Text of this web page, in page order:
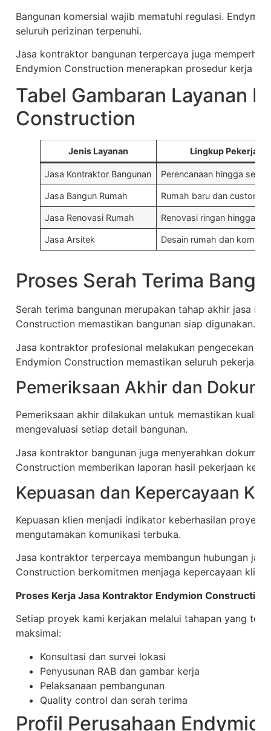
Bangunan komersial wajib mematuhi regulasi.
seluruh perizinan terpenuhi.
Jasa kontraktor bangunan terpercaya juga
Endymion Construction menerapkan prosedur kerja
Tabel Gambaran Layanan
Construction
Jenis Layanan Lingkup Pekerjaan
Jasa Kontraktor Bangunan Perencanaan hingga
Jasa Bangun Rumah Rumah baru dan custom
Jasa Renovasi Rumah Renovasi ringan hingga
Jasa Arsitek Desain rumah dan
Proses Serah Terima
Serah terima bangunan merupakan tahap akhir jasa
Construction memastikan bangunan siap digunakan.
Jasa kontraktor profesional melakukan pengecekan
Endymion Construction memastikan seluruh pekerjaan
Pemeriksaan Akhir dan
Pemeriksaan akhir dilakukan untuk memastikan
mengevaluasi setiap detail bangunan.
Jasa kontraktor bangunan juga menyerahkan
Construction memberikan laporan hasil pekerjaan
Kepuasan dan Kepercayaan
Kepuasan klien menjadi indikator keberhasilan proyek.
mengutamakan komunikasi terbuka.
Jasa kontraktor terpercaya membangun hubungan
Construction berkomitmen menjaga kepercayaan klien.
Proses Kerja Jasa Kontraktor Endymion Construction
Setiap proyek kami kerjakan melalui tahapan yang
maksimal:
Konsultasi dan survei lokasi
Penyusunan RAB dan gambar kerja
Pelaksanaan pembangunan
Quality control dan serah terima
Profil Perusahaan